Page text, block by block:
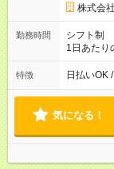
す。その間の
用期間あ
と同じです
株式会
勤務時間
シフト制
1日あたり
(1) 10:00
いずれも
たい」な
特徴 日払いOK
気になる！